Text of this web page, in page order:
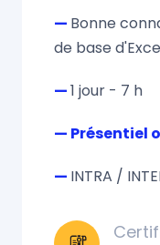
— Bonne
de base
—1 jour - 7 h
— Présentiel
— INTRA /